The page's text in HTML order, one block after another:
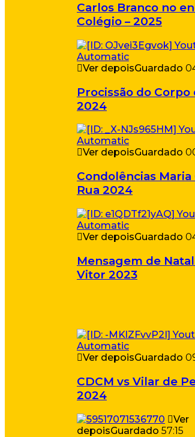
Carlos Branco no
Colégio – 2025
Ver depoisGuardado
Procissão do Corpo
2024
Ver depoisGuardado
Condolências Maria
Rua 2024
Ver depoisGuardado
Mensagem de
Vitor 2023
Ver depoisGuardado
CDCM vs Vilar de
2024
Ver
depoisGuardado 57:15